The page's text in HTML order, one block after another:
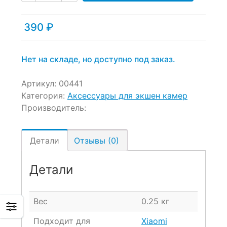
390 ₽
Нет на складе, но доступно под заказ.
Артикул: 00441
Категория: Аксессуары для экшен камер
Производитель:
Детали Отзывы (0)
Детали
Вес
0.25 кг
Подходит для
Xiaomi